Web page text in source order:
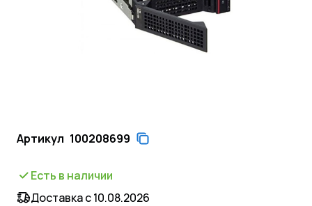
Артикул 100208699
Есть в наличии
Доставка с 10.08.2026